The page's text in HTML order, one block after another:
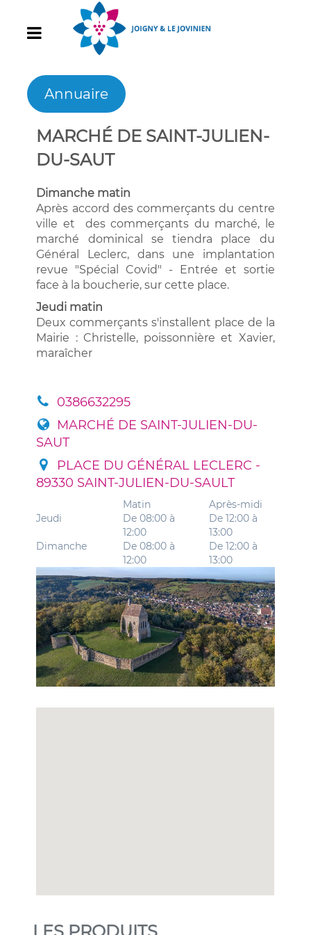
Annuaire
MARCHÉ DE SAINT-JULIEN-
DU-SAUT
Dimanche matin
Après accord des commerçants du centre
ville et des commerçants du marché, le
marché dominical se tiendra place du
Général Leclerc, dans une implantation
revue "Spécial Covid" - Entrée et sortie
face à la boucherie, sur cette place.
Jeudi matin
Deux commerçants s'installent place de la
Mairie : Christelle, poissonnière et Xavier,
maraîcher
0386632295
MARCHÉ DE SAINT-JULIEN-DU-
SAUT
PLACE DU GÉNÉRAL LECLERC -
89330 SAINT-JULIEN-DU-SAULT
Matin
Après-midi
Jeudi
De 08:00 à
12:00
De 12:00 à
13:00
Dimanche
De 08:00 à
12:00
De 12:00 à
13:00
LES PRODUITS